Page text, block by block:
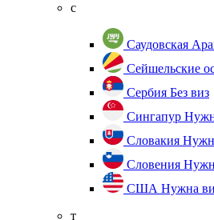
с
Саудовская
Сейшельские
Сербия Без виз
Сингапур
Словакия
Словения
США Нужна
т